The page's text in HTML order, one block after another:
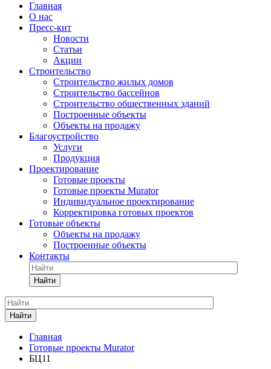
Главная
О нас
Пресс-кит
Новости
Статьи
Акции
Строительство
Строительство жилых домов
Строительство бассейнов
Строительство общественных зданий
Построенные объекты
Объекты на продажу
Благоустройство
Услуги
Продукция
Проектирование
Готовые проекты
Готовые проекты Murator
Индивидуальное проектирование
Корректировка готовых проектов
Готовые объекты
Объекты на продажу
Построенные объекты
Контакты
Найти
Найти
Главная
Готовые проекты Murator
БЦ11